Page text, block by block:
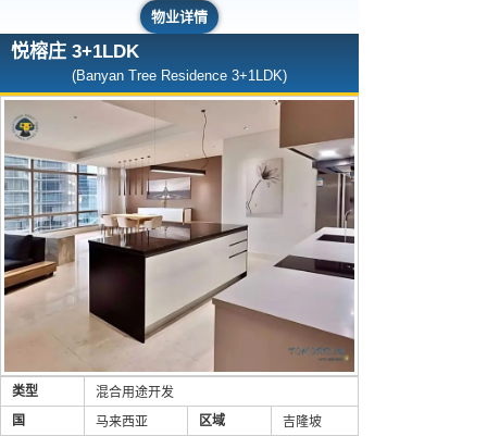
物业详情
悦榕庄 3+1LDK
(Banyan Tree Residence 3+1LDK)
类型
混合用途开发
国
马来西亚 区域 吉隆坡